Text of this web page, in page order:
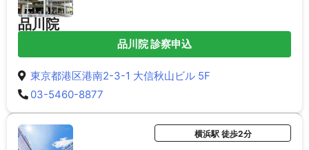
品川院
品川院 診察申込
東京都港区港南2-3-1 大信秋山ビル 5F
03-5460-8877
横浜駅 徒歩2分